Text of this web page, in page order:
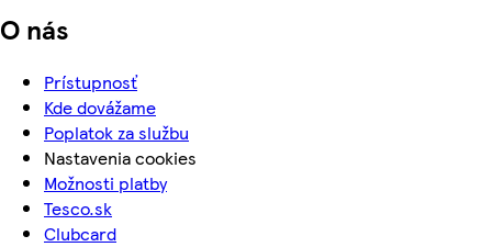
O nás
Prístupnosť
Kde dovážame
Poplatok za službu
Nastavenia cookies
Možnosti platby
Tesco.sk
Clubcard